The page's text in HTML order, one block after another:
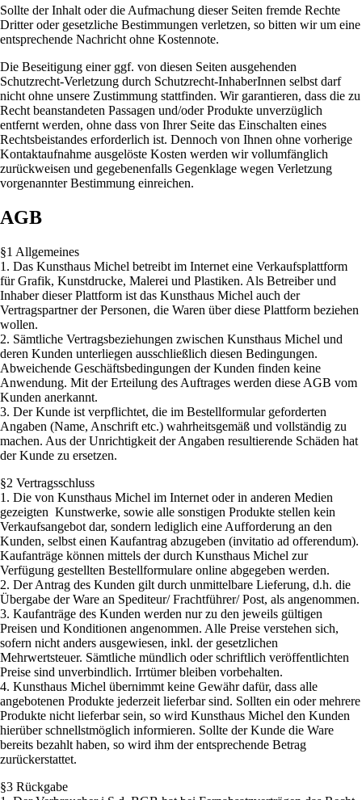
Sollte der Inhalt oder die Aufmachung dieser Seiten fremde Rechte
Dritter oder gesetzliche Bestimmungen verletzen, so bitten wir um eine
entsprechende Nachricht ohne Kostennote.
Die Beseitigung einer ggf. von diesen Seiten ausgehenden
Schutzrecht-Verletzung durch Schutzrecht-InhaberInnen selbst darf
nicht ohne unsere Zustimmung stattfinden. Wir garantieren, dass die zu
Recht beanstandeten Passagen und/oder Produkte unverzüglich
entfernt werden, ohne dass von Ihrer Seite das Einschalten eines
Rechtsbeistandes erforderlich ist. Dennoch von Ihnen ohne vorherige
Kontaktaufnahme ausgelöste Kosten werden wir vollumfänglich
zurückweisen und gegebenenfalls Gegenklage wegen Verletzung
vorgenannter Bestimmung einreichen.
AGB
§1 Allgemeines
1. Das Kunsthaus Michel betreibt im Internet eine Verkaufsplattform
für Grafik, Kunstdrucke, Malerei und Plastiken. Als Betreiber und
Inhaber dieser Plattform ist das Kunsthaus Michel auch der
Vertragspartner der Personen, die Waren über diese Plattform beziehen
wollen.
2. Sämtliche Vertragsbeziehungen zwischen Kunsthaus Michel und
deren Kunden unterliegen ausschließlich diesen Bedingungen.
Abweichende Geschäftsbedingungen der Kunden finden keine
Anwendung. Mit der Erteilung des Auftrages werden diese AGB vom
Kunden anerkannt.
3. Der Kunde ist verpflichtet, die im Bestellformular geforderten
Angaben (Name, Anschrift etc.) wahrheitsgemäß und vollständig zu
machen. Aus der Unrichtigkeit der Angaben resultierende Schäden hat
der Kunde zu ersetzen.
§2 Vertragsschluss
1. Die von Kunsthaus Michel im Internet oder in anderen Medien
gezeigten Kunstwerke, sowie alle sonstigen Produkte stellen kein
Verkaufsangebot dar, sondern lediglich eine Aufforderung an den
Kunden, selbst einen Kaufantrag abzugeben (invitatio ad offerendum).
Kaufanträge können mittels der durch Kunsthaus Michel zur
Verfügung gestellten Bestellformulare online abgegeben werden.
2. Der Antrag des Kunden gilt durch unmittelbare Lieferung, d.h. die
Übergabe der Ware an Spediteur/ Frachtführer/ Post, als angenommen.
3. Kaufanträge des Kunden werden nur zu den jeweils gültigen
Preisen und Konditionen angenommen. Alle Preise verstehen sich,
sofern nicht anders ausgewiesen, inkl. der gesetzlichen
Mehrwertsteuer. Sämtliche mündlich oder schriftlich veröffentlichten
Preise sind unverbindlich. Irrtümer bleiben vorbehalten.
4. Kunsthaus Michel übernimmt keine Gewähr dafür, dass alle
angebotenen Produkte jederzeit lieferbar sind. Sollten ein oder mehrere
Produkte nicht lieferbar sein, so wird Kunsthaus Michel den Kunden
hierüber schnellstmöglich informieren. Sollte der Kunde die Ware
bereits bezahlt haben, so wird ihm der entsprechende Betrag
zurückerstattet.
§3 Rückgabe